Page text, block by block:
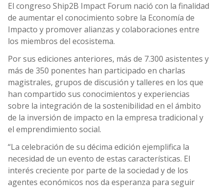
El congreso Ship2B Impact Forum nació con la finalidad
de aumentar el conocimiento sobre la Economía de
Impacto y promover alianzas y colaboraciones entre
los miembros del ecosistema.
Por sus ediciones anteriores, más de 7.300 asistentes y
más de 350 ponentes han participado en charlas
magistrales, grupos de discusión y talleres en los que
han compartido sus conocimientos y experiencias
sobre la integración de la sostenibilidad en el ámbito
de la inversión de impacto en la empresa tradicional y
el emprendimiento social.
“La celebración de su décima edición ejemplifica la
necesidad de un evento de estas características. El
interés creciente por parte de la sociedad y de los
agentes económicos nos da esperanza para seguir